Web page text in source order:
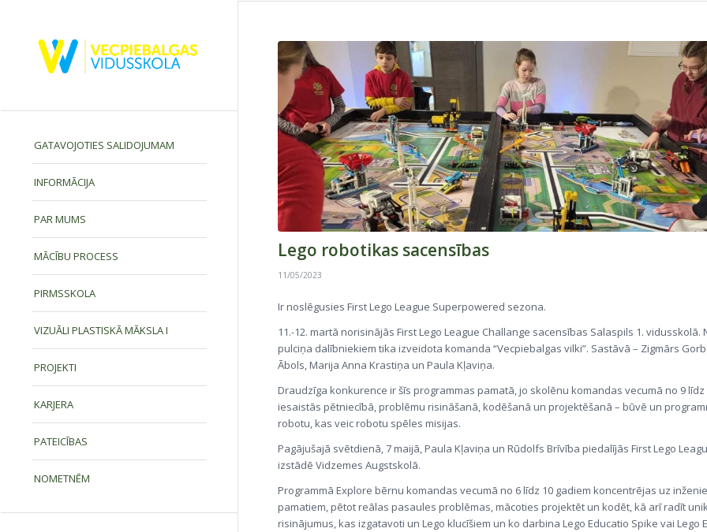
GATAVOJOTIES SALIDOJUMAM
INFORMĀCIJA
PAR MUMS
MĀCĪBU PROCESS
PIRMSSKOLA
VIZUĀLI PLASTISKĀ MĀKSLA I
PROJEKTI
KARJERA
PATEICĪBAS
NOMETNĒM
Lego robotikas sacensības
11/05/2023
Ir noslēgusies First Lego League Superpowered sezona.
11.-12. martā norisinājās First Lego League Challange sacensības Salaspils 1. vidusskolā.
pulciņa dalībniekiem tika izveidota komanda “Vecpiebalgas vilki”. Sastāvā – Zigmārs
Ābols, Marija Anna Krastiņa un Paula Kļaviņa.
Draudzīga konkurence ir šīs programmas pamatā, jo skolēnu komandas vecumā no 9 līdz
iesaistās pētniecībā, problēmu risināšanā, kodēšanā un projektēšanā – būvē un
robotu, kas veic robotu spēles misijas.
Pagājušajā svētdienā, 7 maijā, Paula Kļaviņa un Rūdolfs Brīvība piedalījās First Lego
izstādē Vidzemes Augstskolā.
Programmā Explore bērnu komandas vecumā no 6 līdz 10 gadiem koncentrējas uz
pamatiem, pētot reālas pasaules problēmas, mācoties projektēt un kodēt, kā arī radīt
risinājumus, kas izgatavoti un Lego klucīšiem un ko darbina Lego Educatio Spike vai Lego